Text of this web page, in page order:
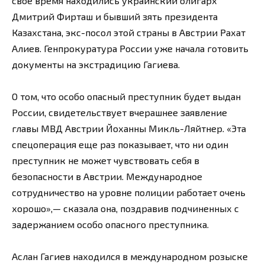
Дмитрий Фирташ и бывший зять президента
Казахстана, экс-посол этой страны в Австрии Рахат
Алиев. Генпрокуратура России уже начала готовить
документы на экстрадицию Гагиева.
О том, что особо опасный преступник будет выдан
России, свидетельствует вчерашнее заявление
главы МВД Австрии Йоханны Микль-Ляйтнер. «Эта
спецоперация еще раз показывает, что ни один
преступник не может чувствовать себя в
безопасности в Австрии. Международное
сотрудничество на уровне полиции работает очень
хорошо»,— сказала она, поздравив подчиненных с
задержанием особо опасного преступника.
Аслан Гагиев находился в международном розыске